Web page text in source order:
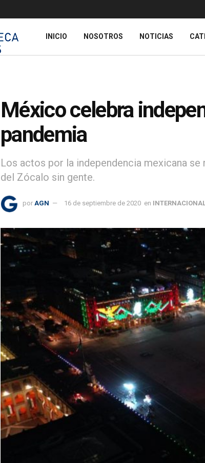
INICIO NOSOTROS NOTICIAS
México celebra
pandemia
Los actos por la independencia mexicana
del Zócalo sin gente.
por AGN 16 de septiembre de 2020 en